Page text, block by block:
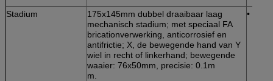
Stadium
175x145mm dubbel draaibaar laag
mechanisch stadium; met speciaal FA
bricationverwerking, anticorrosief en
antifrictie; X, de bewegende hand van Y
wiel in recht of linkerhand; bewegende
waaier: 76x50mm, precisie: 0.1m
m.
•